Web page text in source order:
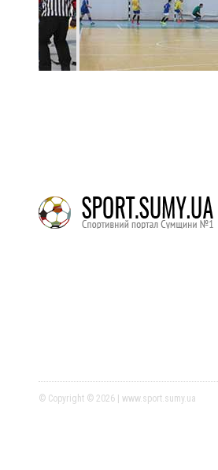
© Copyright © 2026 | www.sport.sumy.ua